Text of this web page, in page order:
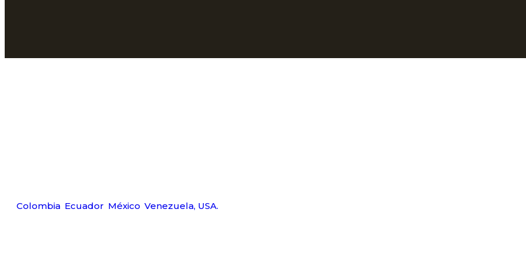
Colombia Ecuador México Venezuela, USA.